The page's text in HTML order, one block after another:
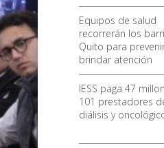
Equipos de salud
recorrerán los
Quito para
brindar atención
IESS paga 47
101 prestadores
diálisis y